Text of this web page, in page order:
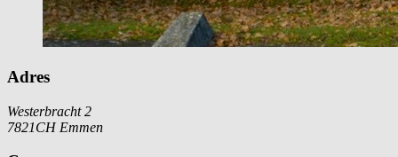
Adres
Westerbracht 2
7821CH Emmen